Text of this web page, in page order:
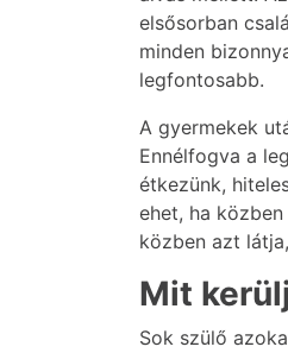
elsősorban
minden
legfontosabb.
A gyermekek
Ennélfogva a
étkezünk,
ehet, ha
közben azt
Mit
Sok szülő